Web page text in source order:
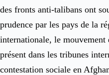
des fronts anti-talibans ont
prudence par les pays de la
internationale, le mouvement
présent dans les tribunes
contestation sociale en